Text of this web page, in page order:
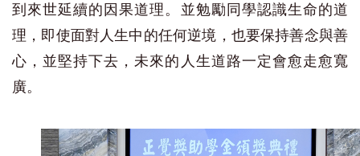
到來世延續的因果道理。並勉勵同學認識生命的道
理，即使面對人生中的任何逆境，也要保持善念與善
心，並堅持下去，未來的人生道路一定會愈走愈寬
廣。